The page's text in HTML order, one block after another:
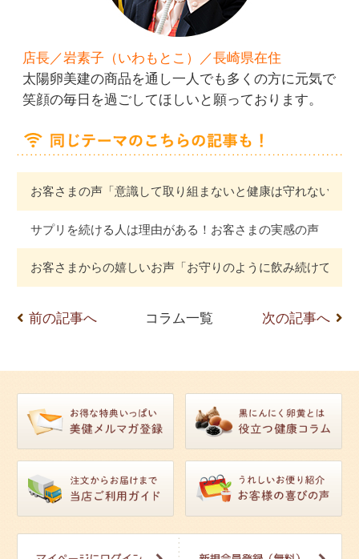
店長／岩素子（いわもとこ）／長崎県在住
太陽卵美建の商品を通し一人でも多くの方に元気で
笑顔の毎日を過ごしてほしいと願っております。
お客さまの声「意識して取り組まないと健康は守れない」
サプリを続ける人は理由がある！お客さまの実感の声
お客さまからの嬉しいお声「お守りのように飲み続けてます
前の記事へ コラム一覧 次の記事へ